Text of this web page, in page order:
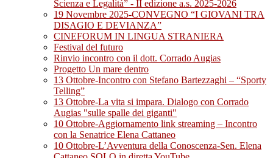
Scienza e Legalità” - II edizione a.s. 2025-2026
19 Novembre 2025-CONVEGNO “I GIOVANI TRA
DISAGIO E DEVIANZA”
CINEFORUM IN LINGUA STRANIERA
Festival del futuro
Rinvio incontro con il dott. Corrado Augias
Progetto Un mare dentro
13 Ottobre-Incontro con Stefano Bartezzaghi – “Sporty
Telling”
13 Ottobre-La vita si impara. Dialogo con Corrado
Augias "sulle spalle dei giganti"
10 Ottobre-Aggiornamento link streaming – Incontro
con la Senatrice Elena Cattaneo
10 Ottobre-L’Avventura della Conoscenza-Sen. Elena